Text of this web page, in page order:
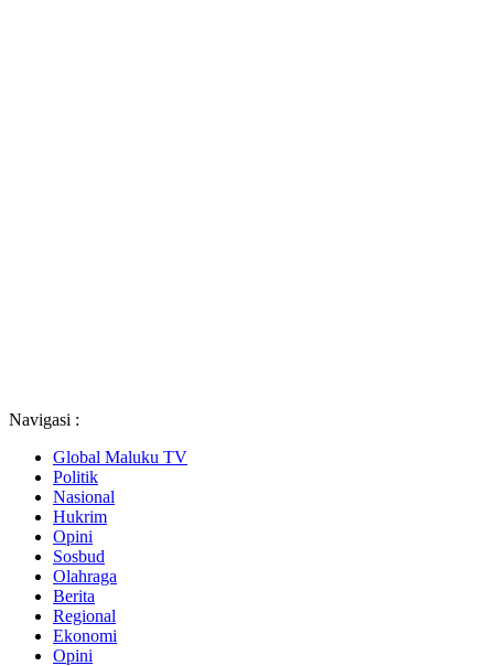
Navigasi :
Global Maluku TV
Politik
Nasional
Hukrim
Opini
Sosbud
Olahraga
Berita
Regional
Ekonomi
Opini